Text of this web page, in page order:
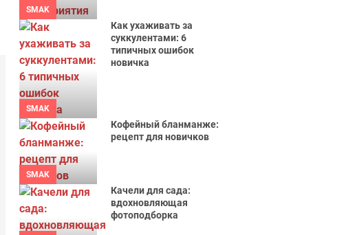
SMAK
SMAK
Как ухаживать за
суккулентами: 6
типичных ошибок
новичка
SMAK
Кофейный бланманже:
рецепт для новичков
Качели для сада:
вдохновляющая
фотоподборка